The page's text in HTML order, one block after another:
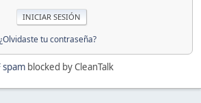
¿Olvidaste tu contraseña?
spamblocked by CleanTalk